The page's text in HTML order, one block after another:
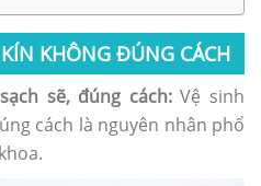
KHÔNG ĐÚNG CÁCH
sẽ, đúng cách:Vệ sinh
cách là nguyên nhân phổ